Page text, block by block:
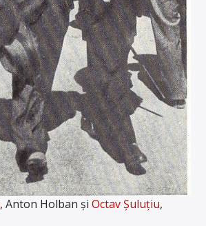
, Anton Holban șiOctav Șuluțiu,